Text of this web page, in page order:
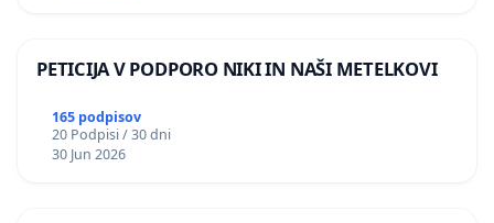
PETICIJA V PODPORO NIKI IN NAŠI METELKOVI
165 podpisov
20 Podpisi / 30 dni
30 Jun 2026